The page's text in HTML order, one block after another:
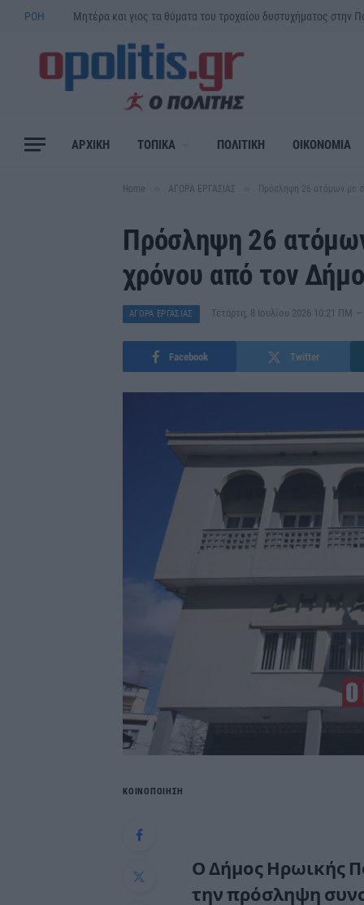
ΡΟΗ
ΑΡΧΙΚΗ ΤΟΠΙΚΑ ΠΟΛΙΤΙΚΗ ΟΙΚΟΝΟΜΙΑ
Home ΑΓΟΡΑ ΕΡΓΑΣΙΑΣ Πρόσληψη 26 ατόμων με
Πρόσληψη 26
χρόνου από τον
ΑΓΟΡΑ ΕΡΓΑΣΙΑΣ Τετάρτη, 8 Ιουλίου 2026 10:21 ΠΜ
Facebook Twitter
ΚΟΙΝΟΠΟΙΗΣΗ
Ο Δήμος Ηρωικής
την πρόσληψη